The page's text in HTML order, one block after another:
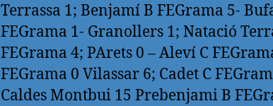
Terrassa 1; Benjamí B FEGrama 5-
FEGrama 1- Granollers 1; Natació
FEGrama 4; PArets 0 – Aleví C
FEGrama 0 Vilassar 6; Cadet C
Caldes Montbui 15 Prebenjami B